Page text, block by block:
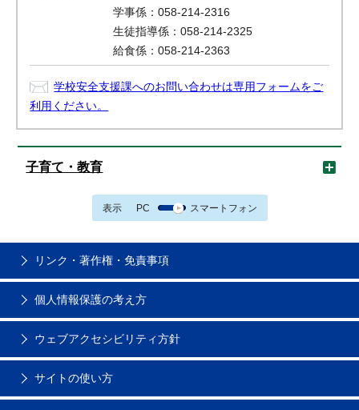
学事係：058-214-2316
生徒指導係：058-214-2325
給食係：058-214-2363
学校安全支援課へのお問い合わせは専用フォームをご
利用ください。
子育て・教育
表示 PC スマートフォン
リンク・著作権・免責事項
個人情報保護の考え方
ウェブアクセシビリティ方針
サイトの使い方